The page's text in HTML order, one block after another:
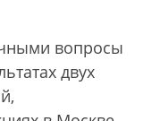
вопросы
двух